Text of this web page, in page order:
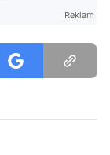
Reklam